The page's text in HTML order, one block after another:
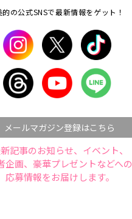
的の公式SNSで最新情報をゲット！
メールマガジン登録はこちら
記事のお知らせ、イベント、
企画、豪華プレゼントなどへの
応募情報をお届けします。